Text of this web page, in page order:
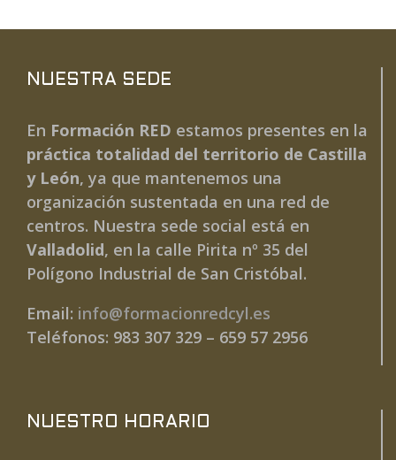
NUESTRA SEDE
En Formación RED estamos presentes en la
práctica totalidad del territorio de Castilla
y León, ya que mantenemos una
organización sustentada en una red de
centros. Nuestra sede social está en
Valladolid, en la calle Pirita nº 35 del
Polígono Industrial de San Cristóbal.
Email: info@formacionredcyl.es
Teléfonos: 983 307 329 – 659 57 2956
NUESTRO HORARIO